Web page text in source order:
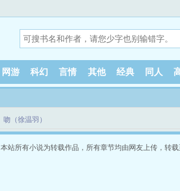
网游 科幻 言情 其他 经典 同人
吻（徐温羽）
本站所有小说为转载作品，所有章节均由网友上传，转